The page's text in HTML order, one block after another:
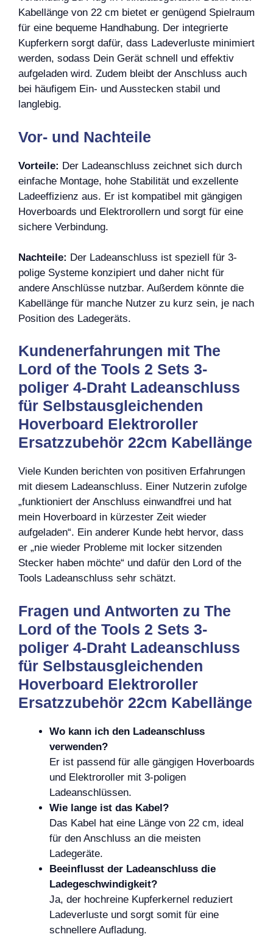
Kabellänge von 22 cm bietet er genügend Spielraum
für eine bequeme Handhabung. Der integrierte
Kupferkern sorgt dafür, dass Ladeverluste minimiert
werden, sodass Dein Gerät schnell und effektiv
aufgeladen wird. Zudem bleibt der Anschluss auch
bei häufigem Ein- und Ausstecken stabil und
langlebig.
Vor- und Nachteile
Vorteile: Der Ladeanschluss zeichnet sich durch
einfache Montage, hohe Stabilität und exzellente
Ladeeffizienz aus. Er ist kompatibel mit gängigen
Hoverboards und Elektrorollern und sorgt für eine
sichere Verbindung.
Nachteile: Der Ladeanschluss ist speziell für 3-
polige Systeme konzipiert und daher nicht für
andere Anschlüsse nutzbar. Außerdem könnte die
Kabellänge für manche Nutzer zu kurz sein, je nach
Position des Ladegeräts.
Kundenerfahrungen mit The
Lord of the Tools 2 Sets 3-
poliger 4-Draht Ladeanschluss
für Selbstausgleichenden
Hoverboard Elektroroller
Ersatzzubehör 22cm Kabellänge
Viele Kunden berichten von positiven Erfahrungen
mit diesem Ladeanschluss. Einer Nutzerin zufolge
„funktioniert der Anschluss einwandfrei und hat
mein Hoverboard in kürzester Zeit wieder
aufgeladen“. Ein anderer Kunde hebt hervor, dass
er „nie wieder Probleme mit locker sitzenden
Stecker haben möchte“ und dafür den Lord of the
Tools Ladeanschluss sehr schätzt.
Fragen und Antworten zu The
Lord of the Tools 2 Sets 3-
poliger 4-Draht Ladeanschluss
für Selbstausgleichenden
Hoverboard Elektroroller
Ersatzzubehör 22cm Kabellänge
Wo kann ich den Ladeanschluss
verwenden?
Er ist passend für alle gängigen Hoverboards
und Elektroroller mit 3-poligen
Ladeanschlüssen.
Wie lange ist das Kabel?
Das Kabel hat eine Länge von 22 cm, ideal
für den Anschluss an die meisten
Ladegeräte.
Beeinflusst der Ladeanschluss die
Ladegeschwindigkeit?
Ja, der hochreine Kupferkernel reduziert
Ladeverluste und sorgt somit für eine
schnellere Aufladung.